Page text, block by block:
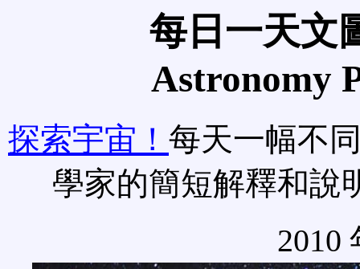
每日一天文
Astronomy
探索宇宙！ 每天一幅不
學家的簡短解釋和說
2010